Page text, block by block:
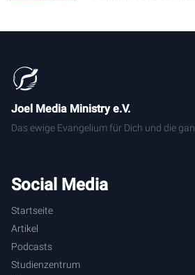
Joel Media Ministry e.V.
Das ewige Evangelium für Dich und die
Social Media
Startseite
Artikel
Podcasts
Studienzentrum